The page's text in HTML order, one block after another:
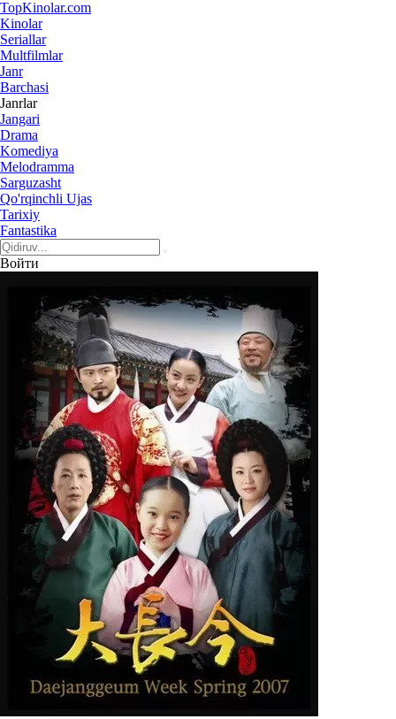
TopKinolar.com
Kinolar
Seriallar
Multfilmlar
Janr
Barchasi
Janrlar
Jangari
Drama
Komediya
Melodramma
Sarguzasht
Qo'rqinchli Ujas
Tarixiy
Fantastika
Войти